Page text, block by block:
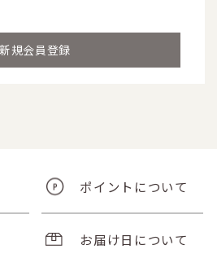
ポイントについて
お届け日について